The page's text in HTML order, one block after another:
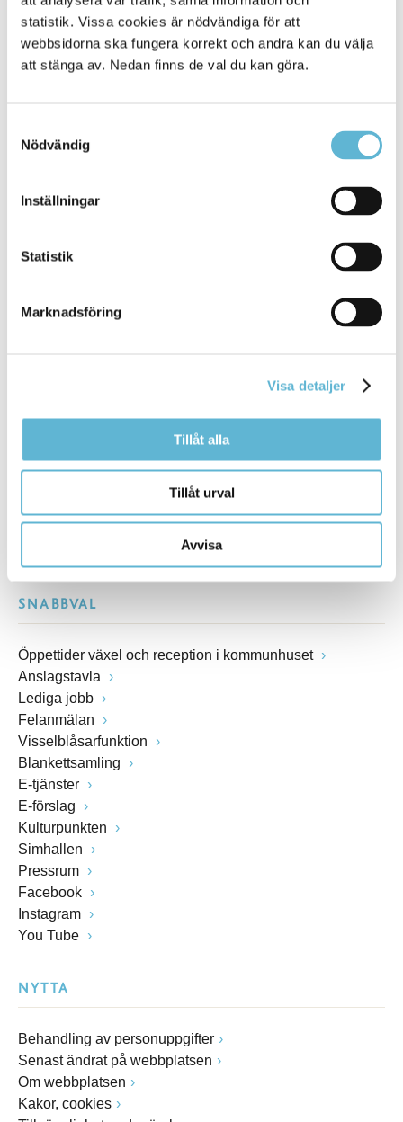
statistik. Vissa cookies är nödvändiga för att
webbsidorna ska fungera korrekt och andra kan du välja
att stänga av. Nedan finns de val du kan göra.
Nödvändig
Inställningar
Statistik
Marknadsföring
Visa detaljer
Tillåt alla
Tillåt urval
Avvisa
barnens bästa.
Sidan senast uppdaterad:den 26 April 2024
KONTAKT
Besöksadress
kommunstyrelsen@bromolla.se
www.bromolla.se
Fax: 0456-82 22 00
SNABBVAL
Öppettider växel och reception i kommunhuset
Anslagstavla
Lediga jobb
Felanmälan
Visselblåsarfunktion
Blankettsamling
E-tjänster
E-förslag
Kulturpunkten
Simhallen
Pressrum
Facebook
Instagram
You Tube
NYTTA
Behandling av personuppgifter
Senast ändrat på webbplatsen
Om webbplatsen
Kakor, cookies